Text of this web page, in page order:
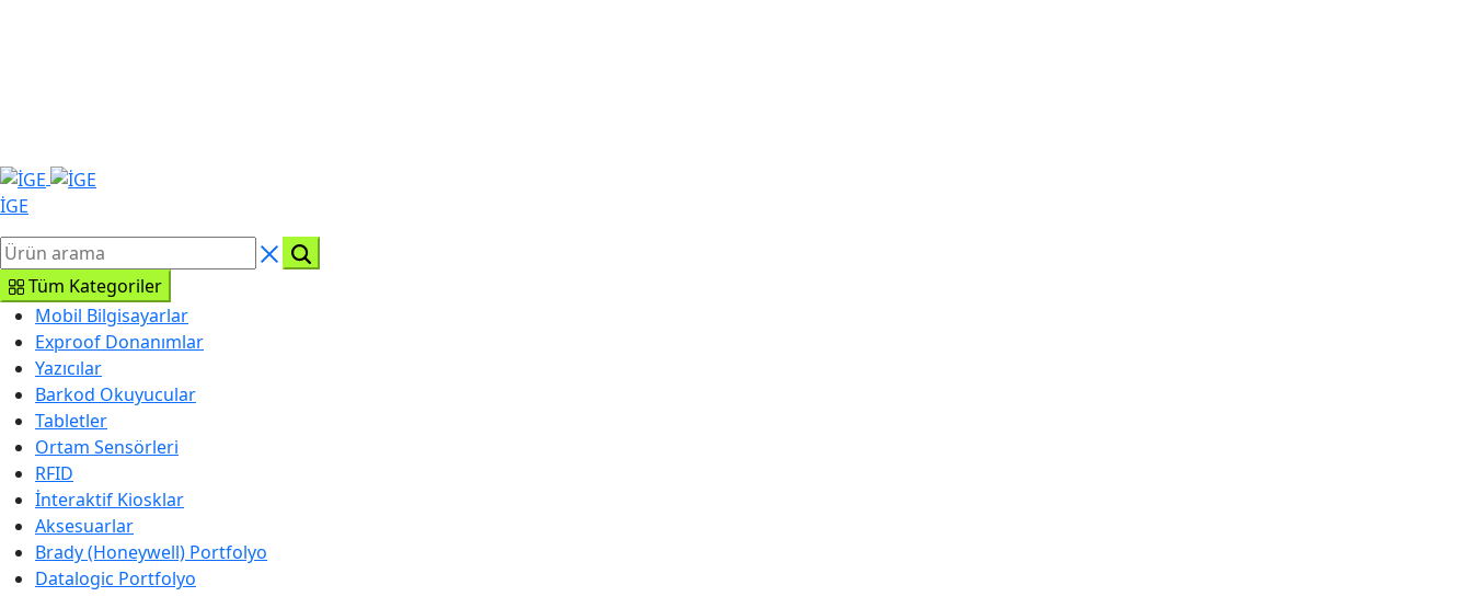
İGE
Tüm Kategoriler
Mobil Bilgisayarlar
Exproof Donanımlar
Yazıcılar
Barkod Okuyucular
Tabletler
Ortam Sensörleri
RFID
İnteraktif Kiosklar
Aksesuarlar
Brady (Honeywell) Portfolyo
Datalogic Portfolyo